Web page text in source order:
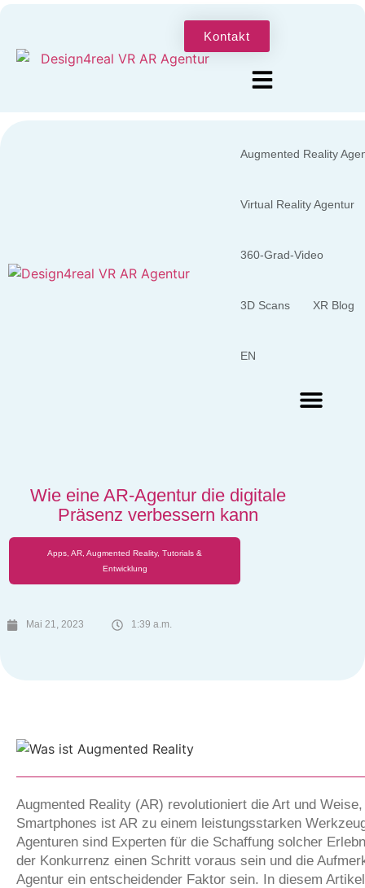
Kontakt
Augmented Reality
Virtual Reality Agentur
360-Grad-Video
3D Scans XR Blog
EN
Wie eine AR-Agentur die digitale
Präsenz verbessern kann
Apps AR Augmented Reality, Tutorials &
Entwicklung
Mai 21, 2023 1:39 a.m.
Augmented Reality (AR) revolutioniert die Art und
Smartphones ist AR zu einem leistungsstarken
Agenturen sind Experten für die Schaffung solcher
der Konkurrenz einen Schritt voraus sein und die
Agentur ein entscheidender Faktor sein. In diesem